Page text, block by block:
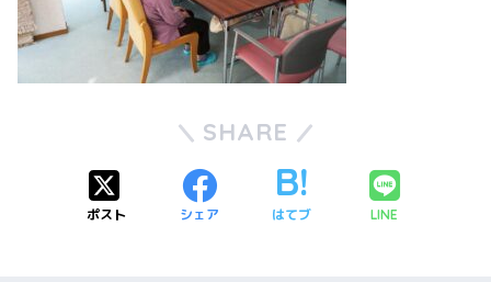
SHARE
ポスト シェア はてブ LINE